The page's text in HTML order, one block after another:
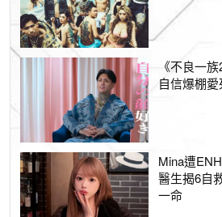
《不良一
自信爆棚
Mina遭
醫生揭6自
一命